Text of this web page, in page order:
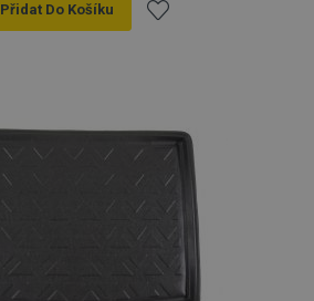
Přidat Do Košíku
oblíbeným